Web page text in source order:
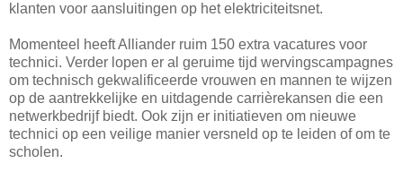
klanten voor aansluitingen op het elektriciteitsnet.
Momenteel heeft Alliander ruim 150 extra vacatures voor
technici. Verder lopen er al geruime tijd wervingscampagnes
om technisch gekwalificeerde vrouwen en mannen te wijzen
op de aantrekkelijke en uitdagende carrièrekansen die een
netwerkbedrijf biedt. Ook zijn er initiatieven om nieuwe
technici op een veilige manier versneld op te leiden of om te
scholen.